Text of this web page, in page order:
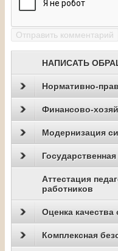
НАПИСАТЬ
Нормативно-
Финансово-
Модернизация
Аттестация
работников
Оценка качества
Комплексная